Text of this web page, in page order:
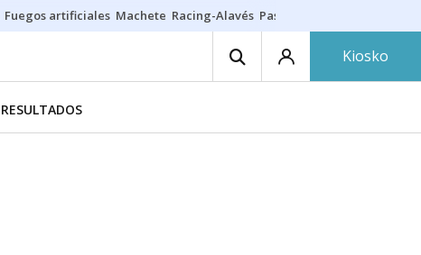
Fuegos artificiales Machete Racing-Alavés Paseíllo 7 agosto
Kiosko
RESULTADOS